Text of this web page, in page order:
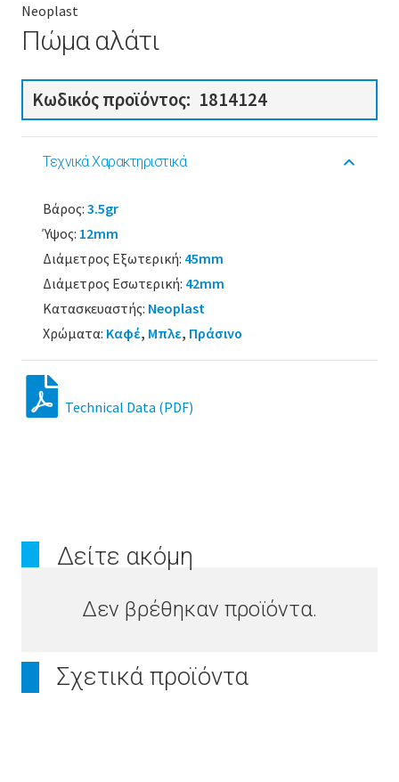
Neoplast
Πώμα αλάτι
Κωδικός προϊόντος: 1814124
Τεχνικά Χαρακτηριστικά
Βάρος: 3.5gr
Ύψος: 12mm
Διάμετρος Εξωτερική: 45mm
Διάμετρος Εσωτερική: 42mm
Κατασκευαστής: Neoplast
Χρώματα: Καφέ, Μπλε, Πράσινο
Technical Data (PDF)
Δείτε ακόμη
Δεν βρέθηκαν προϊόντα.
Σχετικά προϊόντα